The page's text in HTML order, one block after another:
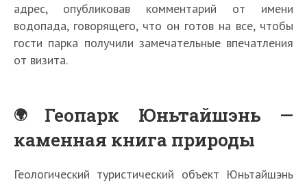
адрес, опубликовав комментарий от имени
водопада, говорящего, что он готов на все, чтобы
гости парка получили замечательные впечатления
от визита.
Геопарк Юньтайшэнь —
каменная книга природы
Геологический туристический объект Юньтайшэнь